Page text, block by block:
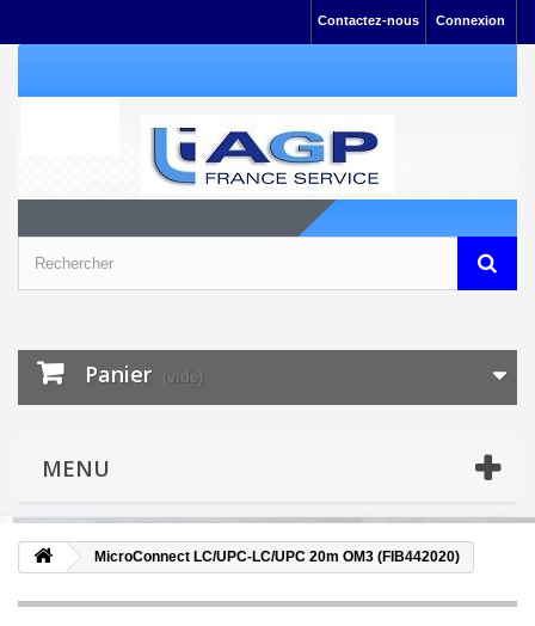
Connexion
Contactez-nous
Panier (vide)
MENU
MicroConnect LC/UPC-LC/UPC 20m OM3 (FIB442020)